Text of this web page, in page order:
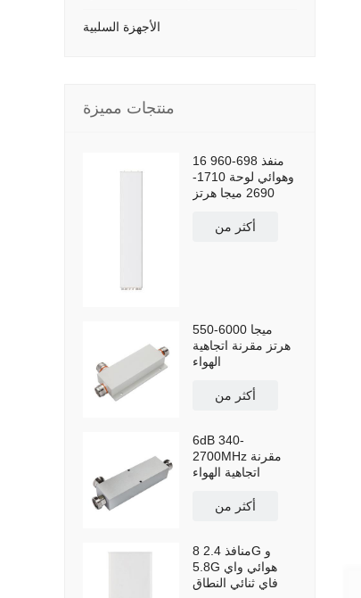
الأجهزة السلبية
منتجات مميزة
16 منفذ 698-960
وهوائي لوحة 1710-
2690 ميجا هرتز
أكثر من
550-6000 ميجا
هرتز مقرنة اتجاهية
الهواء
أكثر من
6dB 340-
2700MHz مقرنة
اتجاهية الهواء
أكثر من
8 منافذ 2.4G و
5.8G هوائي واي
فاي ثنائي النطاق